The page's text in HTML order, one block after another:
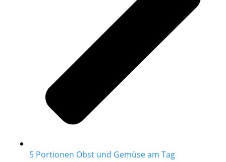
5 Portionen Obst und Gemüse am Tag